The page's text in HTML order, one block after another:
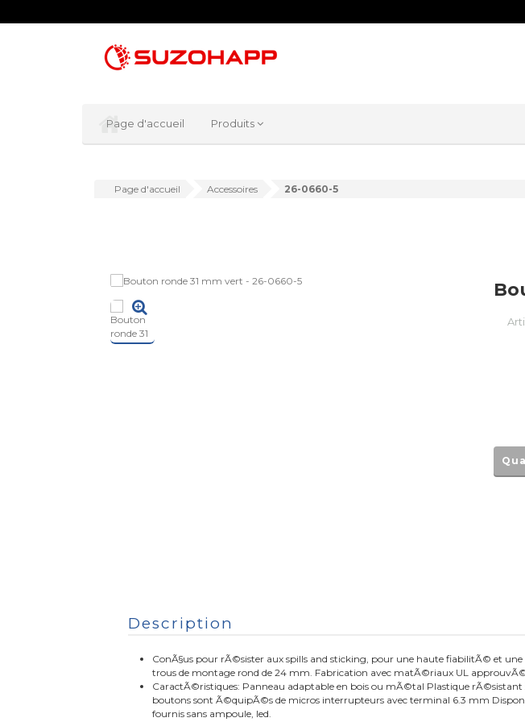
Page d'accueil Produits
Page d'accueil Accessoires 26-0660-5
Description
ConÃ§us pour rÃ©sister aux spills and sticking, pour une haute fiabilitÃ© et une
trous de montage rond de 24 mm. Fabrication avec matÃ©riaux UL
CaractÃ©ristiques: Panneau adaptable en bois ou mÃ©tal Plastique
boutons sont Ã©quipÃ©s de micros interrupteurs avec terminal 6.3 mm
fournis sans ampoule, led.